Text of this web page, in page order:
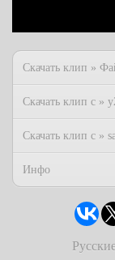
Скачать клип »
Скачать клип с »
Скачать клип с »
Инфо